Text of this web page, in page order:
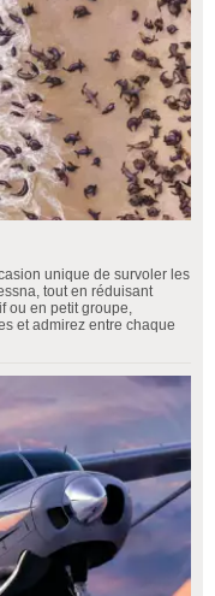
unique de survoler les
tout en réduisant
ou en petit groupe,
et admirez entre chaque